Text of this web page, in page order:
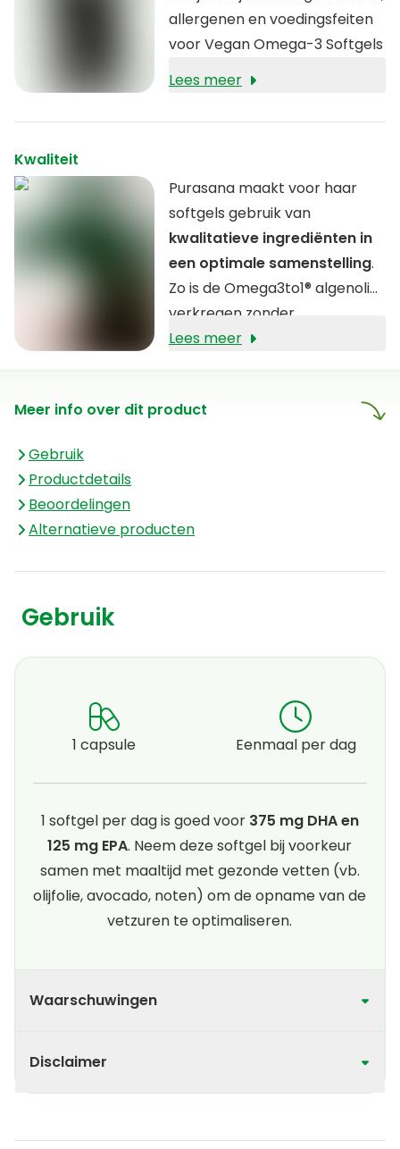
deze ook verkrijgen door algen
te eten.
allergenen en voedingsfeiten
voor Vegan Omega-3 Softgels
Lees meer
Kwaliteit
Purasana maakt voor haar
softgels gebruik van
kwalitatieve ingrediënten in
een optimale samenstelling.
Zo is de Omega3to1® algenolie
verkregen zonder
oplosmiddelen of
oxidatiewaarde, wat wijst op
Lees meer
Meer info over dit product
Gebruik
Productdetails
Beoordelingen
Alternatieve producten
Gebruik
1 capsule Eenmaal per dag
1 softgel per dag is goed voor 375 mg DHA en
125 mg EPA. Neem deze softgel bij voorkeur
samen met maaltijd met gezonde vetten (vb.
olijfolie, avocado, noten) om de opname van de
vetzuren te optimaliseren.
Waarschuwingen
Disclaimer